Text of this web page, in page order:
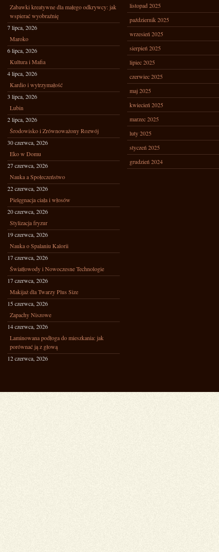
Zabawki kreatywne dla małego odkrywcy: jak
wspierać wyobraźnię
7 lipca, 2026
Maroko
6 lipca, 2026
Kultura i Mafia
4 lipca, 2026
Kardio i wytrzymałość
3 lipca, 2026
Lubin
2 lipca, 2026
Środowisko i Zrównoważony Rozwój
30 czerwca, 2026
Eko w Domu
27 czerwca, 2026
Nauka a Społeczeństwo
22 czerwca, 2026
Pielęgnacja ciała i włosów
20 czerwca, 2026
Stylizacja fryzur
19 czerwca, 2026
Nauka o Spalaniu Kalorii
17 czerwca, 2026
Światłowody i Nowoczesne Technologie
17 czerwca, 2026
Makijaż dla Twarzy Plus Size
15 czerwca, 2026
Zapachy Niszowe
14 czerwca, 2026
Laminowana podłoga do mieszkania: jak
porównać ją z głową
12 czerwca, 2026
listopad 2025
październik 2025
wrzesień 2025
sierpień 2025
lipiec 2025
czerwiec 2025
maj 2025
kwiecień 2025
marzec 2025
luty 2025
styczeń 2025
grudzień 2024